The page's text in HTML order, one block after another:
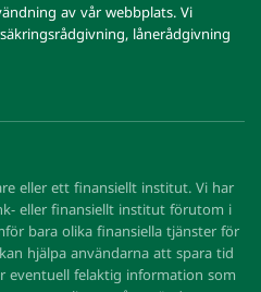
av vår webbplats. Vi
lånerådgivning
eller ett finansiellt institut. Vi har
eller finansiellt institut förutom i
bara olika finansiella tjänster för
hjälpa användarna att spara tid
eventuell felaktig information som